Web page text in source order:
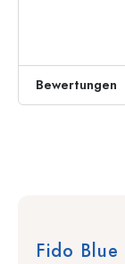
Bewertungen
Fido